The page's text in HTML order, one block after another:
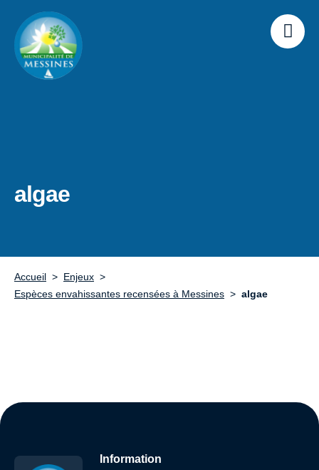
algae
Accueil
Enjeux
Espèces envahissantes recensées à Messines
algae
Information